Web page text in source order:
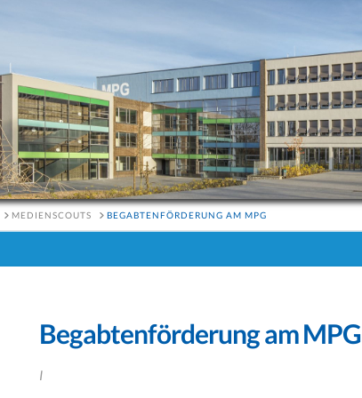
HOMEMEDIENSCOUTS BEGABTENFÖRDERUNG AM MPG
Begabtenförderung am MPG
I